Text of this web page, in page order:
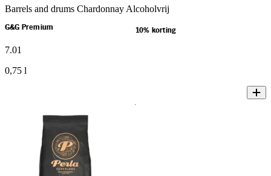
Barrels and drums Chardonnay Alcoholvrij
G&G Premium 10% korting
7.01
0,75 l